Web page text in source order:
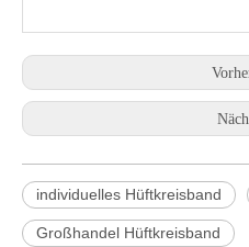
individuelles Hüftkreisband
Großhandel Hüftkreisband